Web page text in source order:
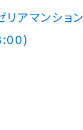
アマンショ